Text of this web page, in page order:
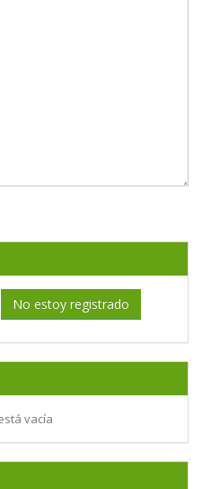
No estoy registrado
vacía